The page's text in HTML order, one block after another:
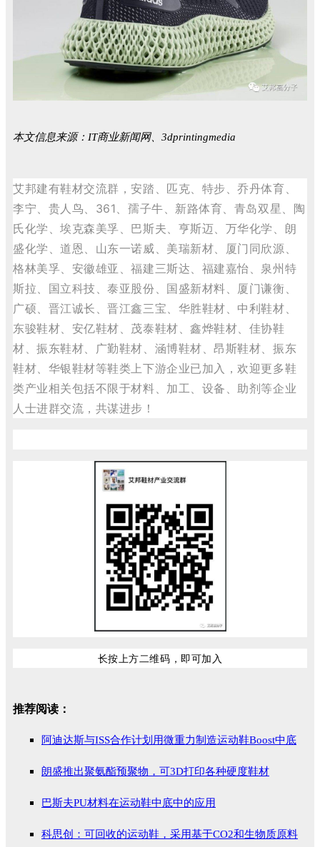
本文信息来源：IT商业新闻网、3dprintingmedia
艾邦建有鞋材交流群，安踏、匹克、特步、乔丹体育、
李宁、贵人鸟、361、孺子牛、新路体育、青岛双星、陶
氏化学、埃克森美孚、巴斯夫、亨斯迈、万华化学、朗
盛化学、道恩、山东一诺威、 美瑞新材、厦门同欣源、
格林美孚、安徽雄亚、福建三斯达、福建嘉怡、泉州特
斯拉、国立科技、泰亚股份、国盛新材料、厦门谦衡、
广硕、晋江诚长、晋江鑫三宝、华胜鞋材、中利鞋材、
东骏鞋材、安亿鞋材、茂泰鞋材、鑫烨鞋材、佳协鞋
材、振东鞋材、广勤鞋材、涵博鞋材、昂斯鞋材、振东
鞋材、华银鞋材等鞋类上下游企业已加入，欢迎更多鞋
类产业相关包括不限于材料、加工、设备、助剂等企业
人士进群交流，共谋进步！
长按上方二维码，即可加入
推荐阅读：
阿迪达斯与ISS合作计划用微重力制造运动鞋Boost中底
朗盛推出聚氨酯预聚物，可3D打印各种硬度鞋材
巴斯夫PU材料在运动鞋中底中的应用
科思创：可回收的运动鞋，采用基于CO2和生物质原料